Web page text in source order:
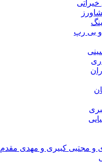
خیراتی
بی رپ
و مجتبی کبیری و مهدى مقدم